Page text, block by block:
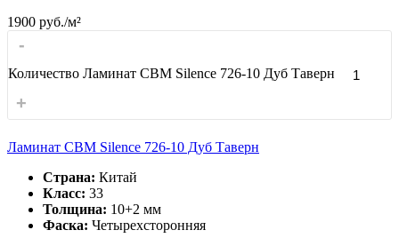
1900 руб./м²
-
Количество Ламинат CBM Silence 726-10 Дуб Таверн
+
Ламинат CBM Silence 726-10 Дуб Таверн
Страна: Китай
Класс: 33
Толщина: 10+2 мм
Фаска: Четырехсторонняя